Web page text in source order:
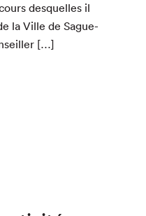
desquelles il
la Ville de Sague­
[…]